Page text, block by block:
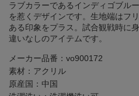
ラブカラーであるインディゴブル
を惹くデザインです。生地端はフ
ある印象をプラス。試合観戦時に
違いなしのアイテムです。
メーカー品番：vo900172
素材：アクリル
原産国：中国